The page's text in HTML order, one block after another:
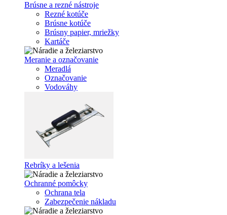
Brúsne a rezné nástroje
Rezné kotúče
Brúsne kotúče
Brúsny papier, mriežky
Kartáče
Meranie a označovanie
Meradlá
Označovanie
Vodováhy
Rebríky a lešenia
Ochranné pomôcky
Ochrana tela
Zabezpečenie nákladu